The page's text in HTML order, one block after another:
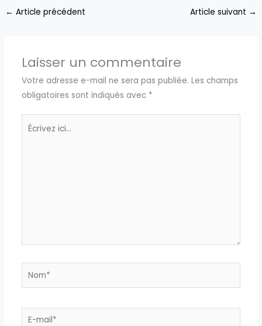
← Article précédent Article suivant →
Laisser un commentaire
Votre adresse e-mail ne sera pas publiée. Les champs
obligatoires sont indiqués avec *
Écrivez
Nom*
E-